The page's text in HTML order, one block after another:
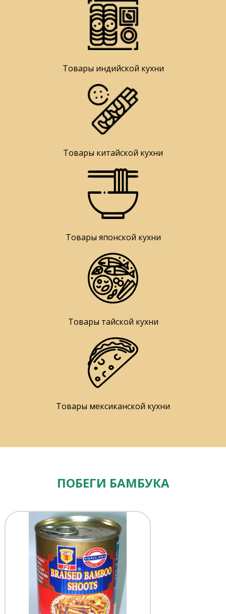
Товары индийской кухни
Товары китайской кухни
Товары японской кухни
Товары тайской кухни
Товары мексиканской кухни
ПОБЕГИ БАМБУКА